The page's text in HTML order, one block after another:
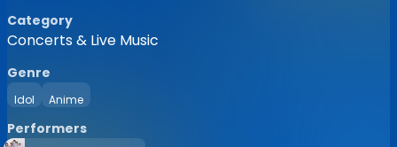
Category
Concerts & Live Music
Genre
Idol Anime
Performers